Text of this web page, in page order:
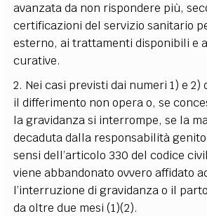
avanzata da non rispondere più,
certificazioni del servizio sanitario
esterno, ai trattamenti disponibili e
curative.
2. Nei casi previsti dai numeri 1) e 2)
il differimento non opera o, se
la gravidanza si interrompe, se la
decaduta dalla responsabilità
sensi dell’articolo 330 del codice
viene abbandonato ovvero affidato
l’interruzione di gravidanza o il
da oltre due mesi(1)(2).